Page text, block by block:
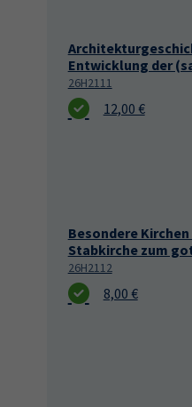
Entwicklung der
26H2111
12,00 €
Besondere
Stabkirche zum
26H2112
8,00 €